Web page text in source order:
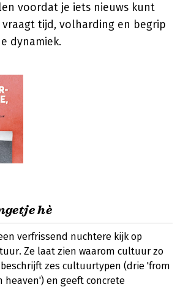
voordat je iets nieuws kunt
vraagt tijd, volharding en begrip
dynamiek.
hè
verfrissend nuchtere kijk op
Ze laat zien waarom cultuur zo
zes cultuurtypen (drie 'from
heaven') en geeft concrete